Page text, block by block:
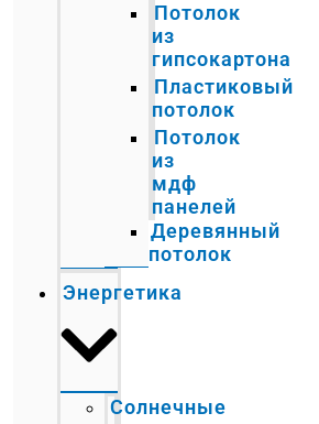
Потолок
из
гипсокартона
Пластиковый
потолок
Потолок
из
мдф
панелей
Деревянный
потолок
Энергетика
Солнечные